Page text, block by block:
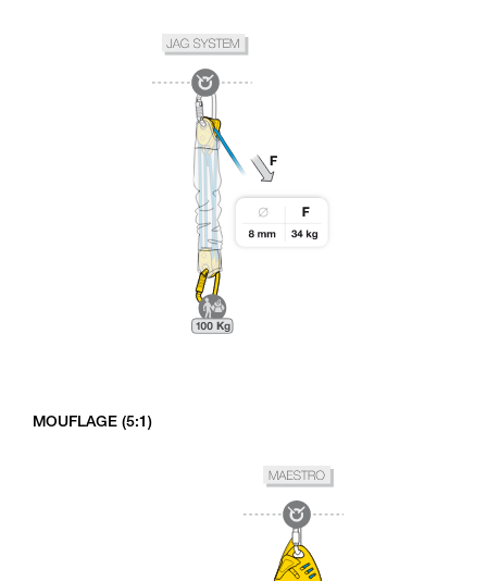
MOUFLAGE (5:1)